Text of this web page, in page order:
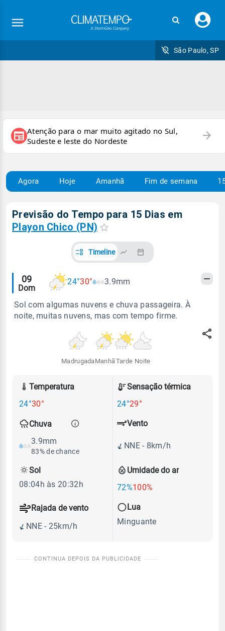
seu
São Paulo, SP
newspaper Atenção para o mar muito agitado no Sul,
Sudeste e leste do Nordeste
arrow_forward
Agora Hoje Amanhã Fim de semana
Previsão do Tempo para 15 Dias em
Playon Chico (PN)
Timeline
Alertas
meteorológicos
09
Dom
24°30° 3.9mm
Sol com algumas nuvens e chuva passageira. À
noite, muitas nuvens, mas com tempo firme.
Madrugada Manhã Tarde Noite
Temperatura
24°30°
Sensação térmica
24°29°
Chuva
3.9mm
83% de chance
Umidade do ar
72%100%
Vento
NNE - 8km/h
Rajada de vento
NNE - 25km/h
Sol
08:04h às 20:32h
Lua
Minguante